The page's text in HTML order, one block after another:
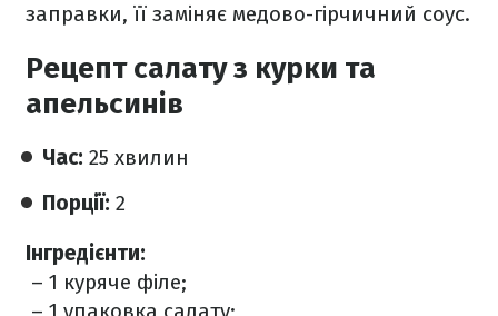
заправки, її заміняє медово-гірчичний соус.
Рецепт салату з курки та
апельсинів
Час: 25 хвилин
Порції: 2
Інгредієнти:
– 1 куряче філе;